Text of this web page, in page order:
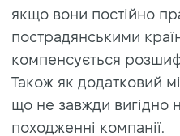
якщо вони постійно
пострадянськими
компенсується
Також як додатковий
що не завжди вигідно
походженні компанії.